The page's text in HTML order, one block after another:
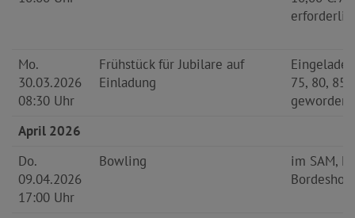
Mo.
30.03.2026
08:30 Uhr
Frühstück für Jubilare auf
Einladung
75, 80, 85,
geworden
April 2026
Do.
09.04.2026
17:00 Uhr
Bowling
im SAM,